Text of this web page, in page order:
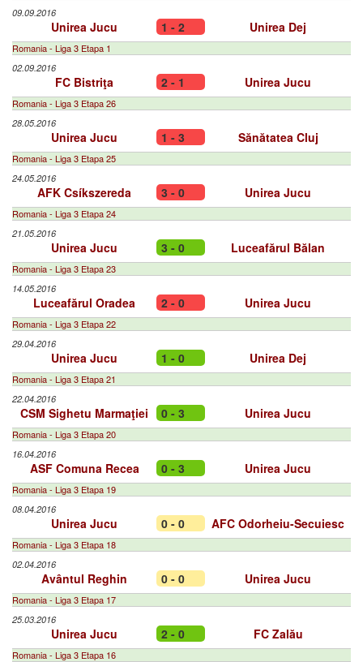
09.09.2016
Unirea Jucu 1 - 2 Unirea Dej
Romania - Liga 3 Etapa 1
02.09.2016
FC Bistriţa 2 - 1 Unirea Jucu
Romania - Liga 3 Etapa 26
28.05.2016
Unirea Jucu 1 - 3 Sănătatea Cluj
Romania - Liga 3 Etapa 25
24.05.2016
AFK Csíkszereda 3 - 0 Unirea Jucu
Romania - Liga 3 Etapa 24
21.05.2016
Unirea Jucu 3 - 0 Luceafărul Bălan
Romania - Liga 3 Etapa 23
14.05.2016
Luceafărul Oradea 2 - 0 Unirea Jucu
Romania - Liga 3 Etapa 22
29.04.2016
Unirea Jucu 1 - 0 Unirea Dej
Romania - Liga 3 Etapa 21
22.04.2016
CSM Sighetu Marmaţiei 0 - 3 Unirea Jucu
Romania - Liga 3 Etapa 20
16.04.2016
ASF Comuna Recea 0 - 3 Unirea Jucu
Romania - Liga 3 Etapa 19
08.04.2016
Unirea Jucu 0 - 0 AFC Odorheiu-Secuiesc
Romania - Liga 3 Etapa 18
02.04.2016
Avântul Reghin 0 - 0 Unirea Jucu
Romania - Liga 3 Etapa 17
25.03.2016
Unirea Jucu 2 - 0 FC Zalău
Romania - Liga 3 Etapa 16